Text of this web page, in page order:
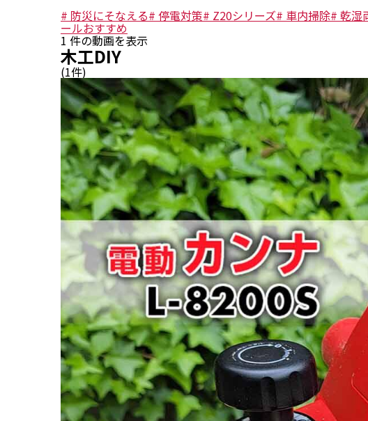
# 防災にそなえる# 停電対策# Z20シリーズ# 車内掃除# 乾湿
ールおすすめ
1 件の動画を表示
木工DIY
(1件)